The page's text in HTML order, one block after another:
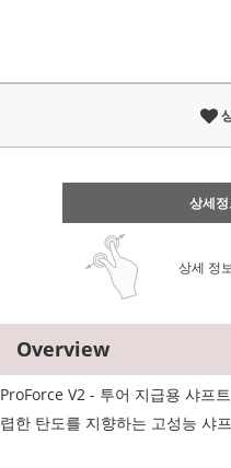
상세
상세 정
Overview
ProForce V2 - 투어 지급용 샤프
렵한 탄도를 지향하는 고성능 샤